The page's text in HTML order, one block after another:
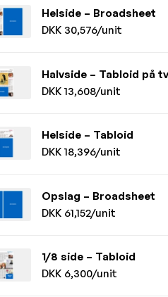
Helside – Broadsheet
DKK 30,576/unit
Halvside – Tabloid på
DKK 13,608/unit
Helside – Tabloid
DKK 18,396/unit
Opslag – Broadsheet
DKK 61,152/unit
1/8 side – Tabloid
DKK 6,300/unit